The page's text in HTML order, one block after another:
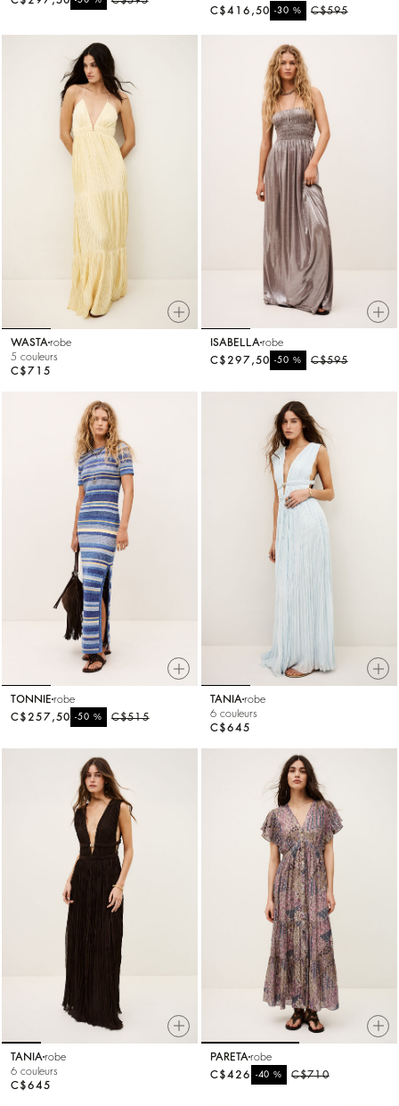
C$595
-30%
C$416,50
WASTA robe
5 couleurs
C$715
ISABELLA robe
C$595
-50%
C$297,50
TONNIE robe
C$515
-50%
C$257,50
TANIA robe
6 couleurs
C$645
TANIA robe
6 couleurs
C$645
PARETA robe
C$710
-40%
C$426